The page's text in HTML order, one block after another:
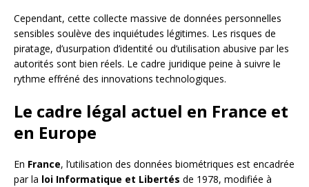
Cependant, cette collecte massive de données personnelles
sensibles soulève des inquiétudes légitimes. Les risques de
piratage, d’usurpation d’identité ou d’utilisation abusive par les
autorités sont bien réels. Le cadre juridique peine à suivre le
rythme effréné des innovations technologiques.
Le cadre légal actuel en France et
en Europe
En France, l’utilisation des données biométriques est encadrée
par la loi Informatique et Libertés de 1978, modifiée à